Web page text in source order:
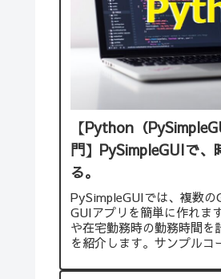
【Python（
門】PySimpleGUIで、
る。
PySimpleGUIでは、複数の
GUIアプリを簡単に作れま
や在宅勤務時の勤務時間
を紹介します。サンプルコ